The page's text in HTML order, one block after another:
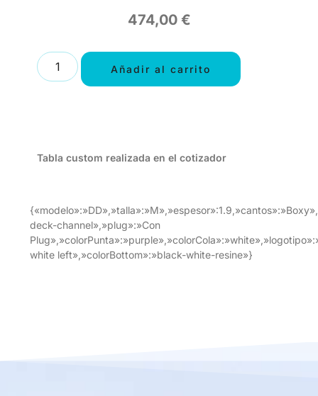
474,00 €
Añadir al carrito
Tabla custom realizada en el cotizador
deck-channel»,»plug»:»Con
white left»,»colorBottom»:»black-white-resine»}